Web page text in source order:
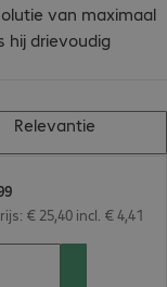
van maximaal
hij drievoudig
Relevantie
€ 25,40 incl. € 4,41